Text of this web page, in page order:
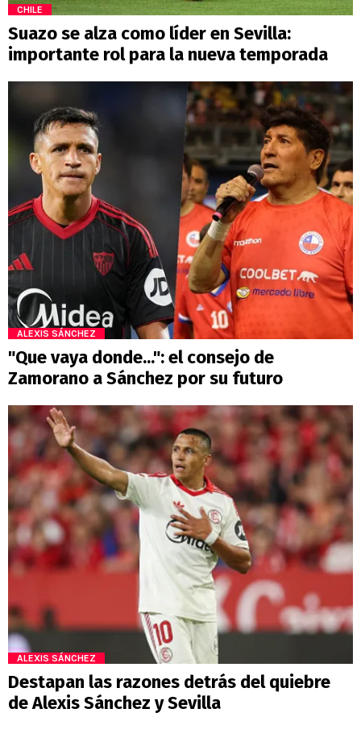
CHILE
Suazo se alza como líder en Sevilla:
importante rol para la nueva temporada
ALEXIS SÁNCHEZ
"Que vaya donde...": el consejo de
Zamorano a Sánchez por su futuro
ALEXIS SÁNCHEZ
Destapan las razones detrás del quiebre
de Alexis Sánchez y Sevilla